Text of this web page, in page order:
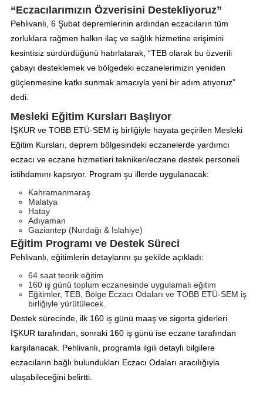
“Eczacılarımızın Özverisini Destekliyoruz”
Pehlivanlı, 6 Şubat depremlerinin ardından eczacıların tüm
zorluklara rağmen halkın ilaç ve sağlık hizmetine erişimini
kesintisiz sürdürdüğünü hatırlatarak, “TEB olarak bu özverili
çabayı desteklemek ve bölgedeki eczanelerimizin yeniden
güçlenmesine katkı sunmak amacıyla yeni bir adım atıyoruz”
dedi.
Mesleki Eğitim Kursları Başlıyor
İŞKUR ve TOBB ETÜ-SEM iş birliğiyle hayata geçirilen Mesleki
Eğitim Kursları, deprem bölgesindeki eczanelerde yardımcı
eczacı ve eczane hizmetleri teknikeri/eczane destek personeli
istihdamını kapsıyor. Program şu illerde uygulanacak:
Kahramanmaraş
Malatya
Hatay
Adıyaman
Gaziantep (Nurdağı & İslahiye)
Eğitim Programı ve Destek Süreci
Pehlivanlı, eğitimlerin detaylarını şu şekilde açıkladı:
64 saat teorik eğitim
160 iş günü toplum eczanesinde uygulamalı eğitim
Eğitimler, TEB, Bölge Eczacı Odaları ve TOBB ETÜ-SEM iş
birliğiyle yürütülecek.
Destek sürecinde, ilk 160 iş günü maaş ve sigorta giderleri
İŞKUR tarafından, sonraki 160 iş günü ise eczane tarafından
karşılanacak. Pehlivanlı, programla ilgili detaylı bilgilere
eczacıların bağlı bulundukları Eczacı Odaları aracılığıyla
ulaşabileceğini belirtti.